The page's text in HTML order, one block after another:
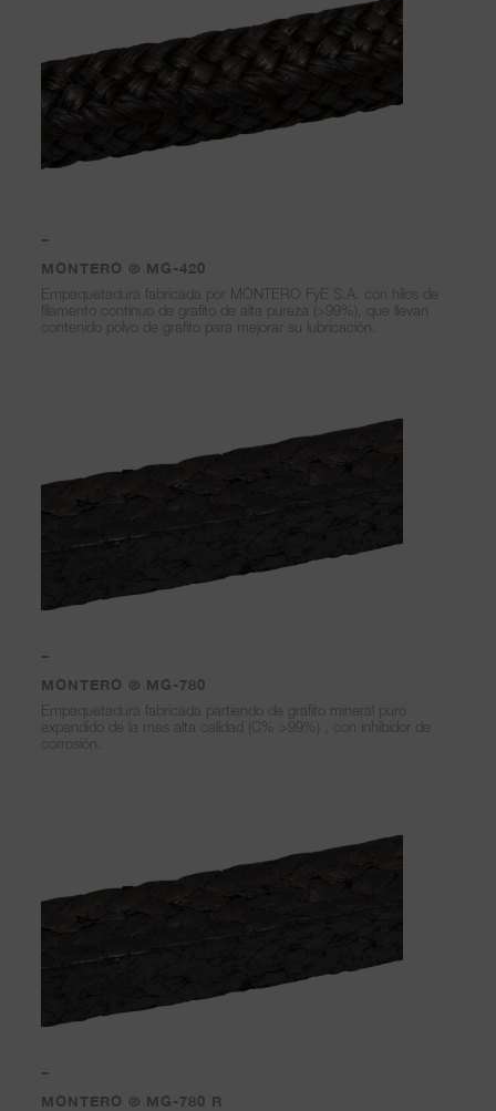
–
MONTERO ® MG-420
Empaquetadura fabricada por MONTERO FyE S.A. con hilos de
filamento contínuo de grafito de alta pureza (>99%), que llevan
contenido polvo de grafito para mejorar su lubricación.
–
MONTERO ® MG-780
Empaquetadura fabricada partiendo de grafito mineral puro
expandido de la mas alta calidad (C% >99%) , con inhibidor de
corrosión.
–
MONTERO ® MG-780 R